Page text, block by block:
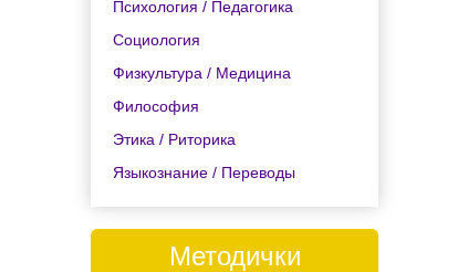
Психология / Педагогика
Социология
Физкультура / Медицина
Философия
Этика / Риторика
Языкознание / Переводы
Методички